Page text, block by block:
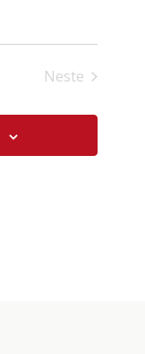
Neste